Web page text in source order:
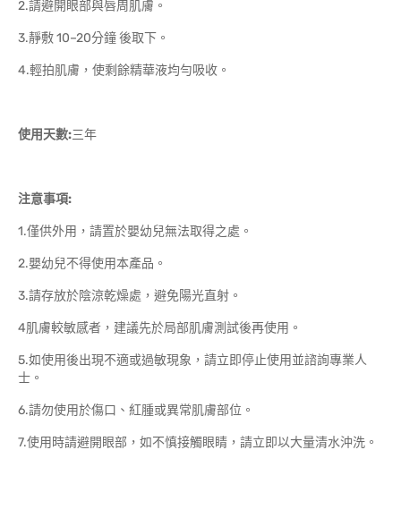
2.請避開眼部與唇周肌膚。
3.靜敷 10–20分鐘 後取下。
4.輕拍肌膚，使剩餘精華液均勻吸收。
使用天數:三年
注意事項:
1.僅供外用，請置於嬰幼兒無法取得之處。
2.嬰幼兒不得使用本產品。
3.請存放於陰涼乾燥處，避免陽光直射。
4肌膚較敏感者，建議先於局部肌膚測試後再使用。
5.如使用後出現不適或過敏現象，請立即停止使用並諮詢專業人
士。
6.請勿使用於傷口、紅腫或異常肌膚部位。
7.使用時請避開眼部，如不慎接觸眼睛，請立即以大量清水沖洗。